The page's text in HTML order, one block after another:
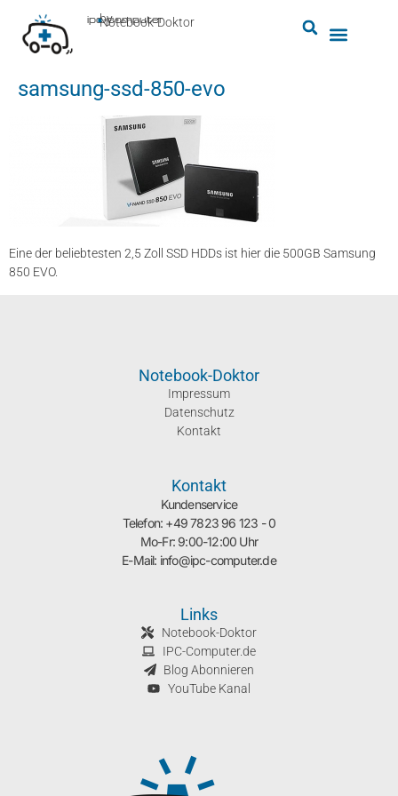
Notebook-Doktor
by
■
ipc-computer
samsung-ssd-850-evo
Eine der beliebtesten 2,5 Zoll SSD HDDs ist hier die 500GB Samsung
850 EVO.
Notebook-Doktor
Impressum
Datenschutz
Kontakt
Kontakt
Kundenservice
Telefon: +49 7823 96 123 - 0
Mo-Fr: 9:00-12:00 Uhr
E-Mail: info@ipc-computer.de
Links
Notebook-Doktor
IPC-Computer.de
Blog Abonnieren
YouTube Kanal